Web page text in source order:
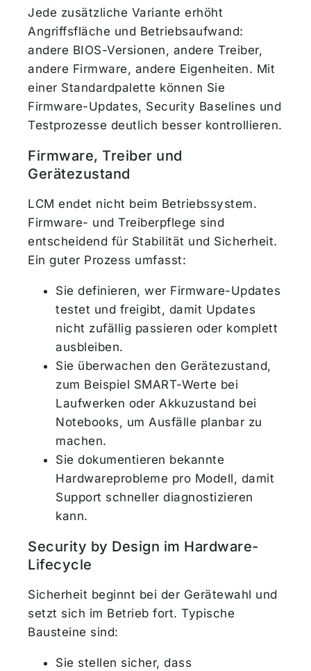
Jede zusätzliche Variante erhöht
Angriffsfläche und Betriebsaufwand:
andere BIOS-Versionen, andere Treiber,
andere Firmware, andere Eigenheiten. Mit
einer Standardpalette können Sie
Firmware-Updates, Security Baselines und
Testprozesse deutlich besser kontrollieren.
Firmware, Treiber und
Gerätezustand
LCM endet nicht beim Betriebssystem.
Firmware- und Treiberpflege sind
entscheidend für Stabilität und Sicherheit.
Ein guter Prozess umfasst:
Sie definieren, wer Firmware-Updates
testet und freigibt, damit Updates
nicht zufällig passieren oder komplett
ausbleiben.
Sie überwachen den Gerätezustand,
zum Beispiel SMART-Werte bei
Laufwerken oder Akkuzustand bei
Notebooks, um Ausfälle planbar zu
machen.
Sie dokumentieren bekannte
Hardwareprobleme pro Modell, damit
Support schneller diagnostizieren
kann.
Security by Design im Hardware-
Lifecycle
Sicherheit beginnt bei der Gerätewahl und
setzt sich im Betrieb fort. Typische
Bausteine sind:
Sie stellen sicher, dass